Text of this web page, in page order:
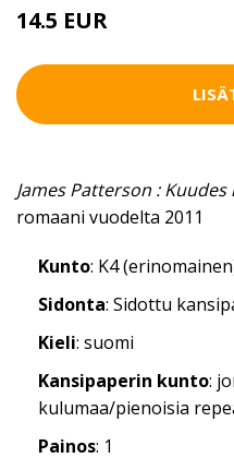
14.5 EUR
James Patterson : Kuudes
romaani vuodelta 2011
Kunto: K4
Sidonta: Sidottu
Kieli: suomi
Kansipaperin kunto:
kulumaa/pienoisia
Painos: 1